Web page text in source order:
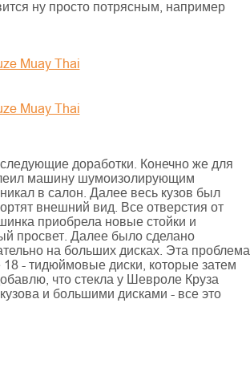
ну просто потрясным, например
доработки. Конечно же для
машину шумоизолирующим
в салон. Далее весь кузов был
внешний вид. Все отверстия от
приобрела новые стойки и
просвет. Далее было сделано
на больших дисках. Эта проблема
- тидюймовые диски, которые затем
что стекла у Шевроле Круза
и большими дисками - все это